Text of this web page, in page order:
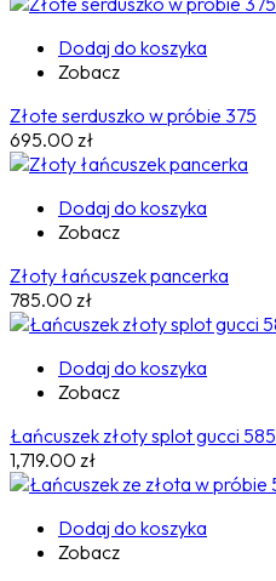
Dodaj do koszyka
Zobacz
Złote serduszko w próbie 375
695.00 zł
Dodaj do koszyka
Zobacz
Złoty łańcuszek pancerka
785.00 zł
Dodaj do koszyka
Zobacz
Łańcuszek złoty splot gucci 585
1,719.00 zł
Dodaj do koszyka
Zobacz